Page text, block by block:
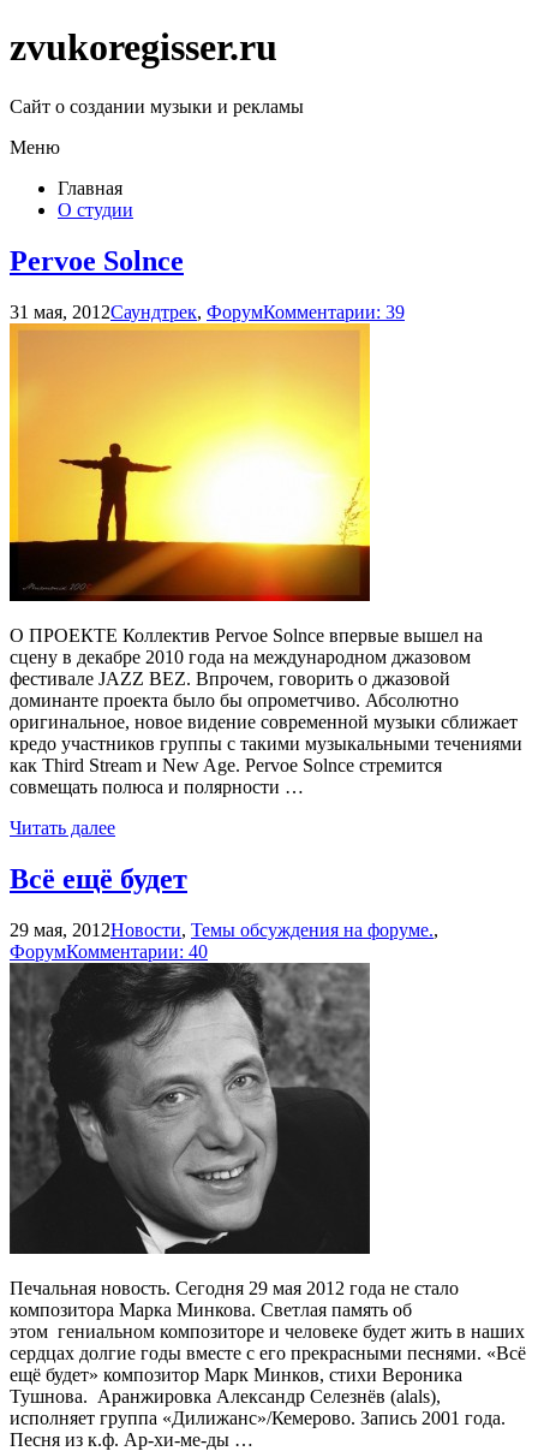
zvukoregisser.ru
Сайт о создании музыки и рекламы
Меню
Главная
О студии
Pervoe Solnce
31 мая, 2012Саундтрек, ФорумКомментарии: 39
О ПРОЕКТЕ Коллектив Pervoe Solnce впервые вышел на
сцену в декабре 2010 года на международном джазовом
фестивале JAZZ BEZ. Впрочем, говорить о джазовой
доминанте проекта было бы опрометчиво. Абсолютно
оригинальное, новое видение современной музыки сближает
кредо участников группы с такими музыкальными течениями
как Third Stream и New Age. Pervoe Solnce стремится
совмещать полюса и полярности …
Читать далее
Всё ещё будет
29 мая, 2012Новости, Темы обсуждения на форуме.,
ФорумКомментарии: 40
Печальная новость. Сегодня 29 мая 2012 года не стало
композитора Марка Минкова. Светлая память об
этом гениальном композиторе и человеке будет жить в наших
сердцах долгие годы вместе с его прекрасными песнями. «Всё
ещё будет» композитор Марк Минков, стихи Вероника
Тушнова. Аранжировка Александр Селезнёв (alals),
исполняет группа «Дилижанс»/Кемерово. Запись 2001 года.
Песня из к.ф. Ар-хи-ме-ды …